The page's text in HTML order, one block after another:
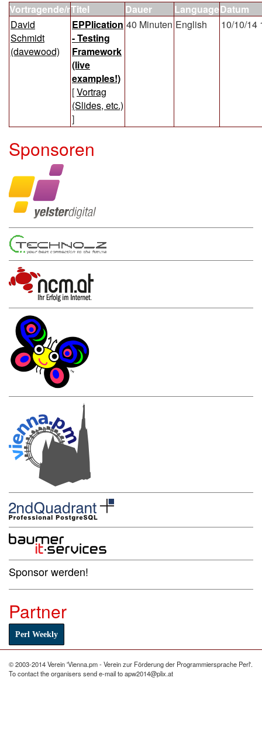
Vortragende/rTitel Dauer LanguageDatum
David
Schmidt
(‎davewood‎)
‎EPPlication
- Testing
Framework
(live
examples!)‎
[Vortrag
(Slides, etc.)
]
40 Minuten English 10/10/14
Sponsoren
Sponsor werden!
Partner
Perl Weekly
© 2003-2014 Verein 'Vienna.pm - Verein zur Förderung der Programmiersprache Perl'.
To contact the organisers send e-mail to apw2014@plix.at